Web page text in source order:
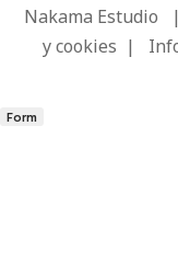
Nakama Estudio
y cookies |
Form